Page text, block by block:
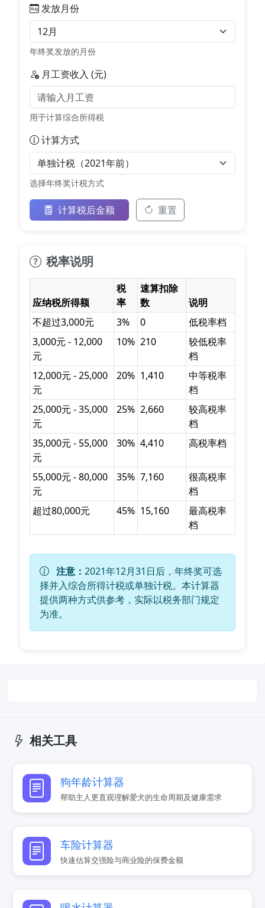
发放月份
年终奖发放的月份
月工资收入 (元)
用于计算综合所得税
计算方式
选择年终奖计税方式
计算税后金额 重置
税率说明
应纳税所得额
税
率
速算扣除
数
说明
不超过3,000元
3% 0
低税率档
3,000元 - 12,000
元
10% 210
较低税率
档
12,000元 - 25,000
元
20% 1,410
中等税率
档
25,000元 - 35,000
元
25% 2,660
较高税率
档
35,000元 - 55,000
元
30% 4,410 高税率档
55,000元 - 80,000
元
35% 7,160
很高税率
档
超过80,000元
45% 15,160
最高税率
档
注意： 2021年12月31日后，年终奖可选
择并入综合所得计税或单独计税。本计算器
提供两种方式供参考，实际以税务部门规定
为准。
相关工具
狗年龄计算器
帮助主人更直观理解爱犬的生命周期及健康需求
车险计算器
快速估算交强险与商业险的保费金额